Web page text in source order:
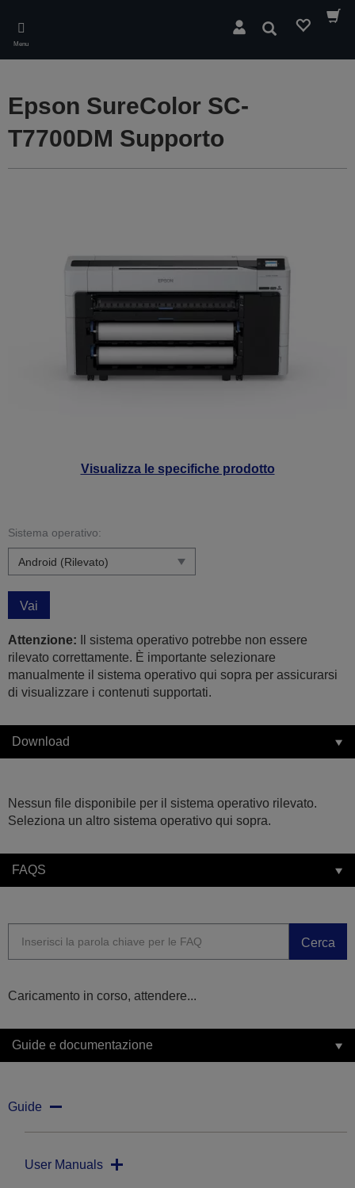
main
content
Menu
Cerca
Visualizza le specifiche prodotto
Epson SureColor SC-
T7700DM Supporto
Sistema operativo:
Vai
Attenzione: Il sistema operativo potrebbe non essere
rilevato correttamente. È importante selezionare
manualmente il sistema operativo qui sopra per assicurarsi
di visualizzare i contenuti supportati.
Download
Nessun file disponibile per il sistema operativo rilevato.
Seleziona un altro sistema operativo qui sopra.
FAQS
Cerca
Caricamento in corso, attendere...
Guide e documentazione
Guide
User Manuals